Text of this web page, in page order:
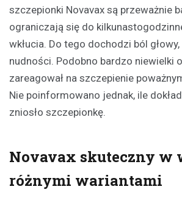
szczepionki Novavax są przeważnie
ograniczają się do
wkłucia. Do tego dochodzi ból głowy,
nudności. Podobno bardzo niewielki
zareagował na szczepienie
Nie poinformowano jednak, ile
zniosło szczepionkę.
Novavax skuteczny w
różnymi wariantami